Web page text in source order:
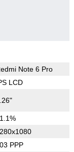
Note 6 Pro
LCD
PPP